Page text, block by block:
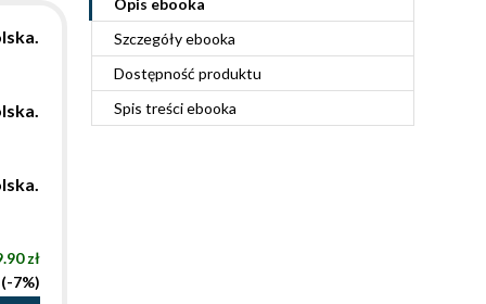
Opis ebooka
Szczegółyebooka
Dostępność produktu
Spis treściebooka
zł
7%)